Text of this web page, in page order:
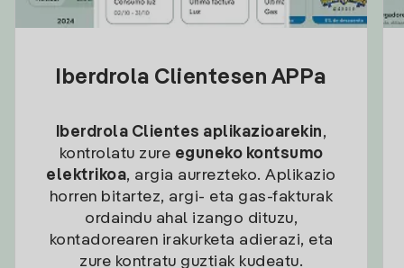
Iberdrola Clientesen APPa
Iberdrola Clientes aplikazioarekin,
kontrolatu zure eguneko kontsumo
elektrikoa, argia aurrezteko. Aplikazio
horren bitartez, argi- eta gas-fakturak
ordaindu ahal izango dituzu,
kontadorearen irakurketa adierazi, eta
zure kontratu guztiak kudeatu.